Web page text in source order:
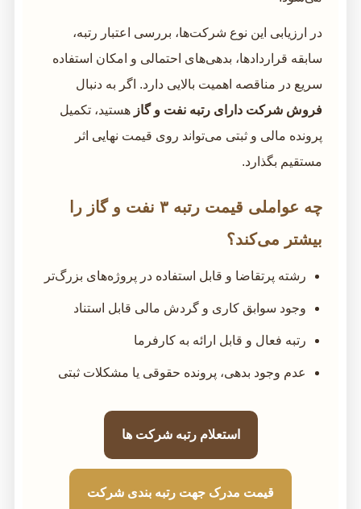
در ارزیابی این نوع شرکت‌ها، بررسی اعتبار رتبه،
سابقه قراردادها، بدهی‌های احتمالی و امکان استفاده
سریع در مناقصه اهمیت بالایی دارد. اگر به دنبال
فروش شرکت دارای رتبه نفت و گاز هستید، تکمیل
پرونده مالی و ثبتی می‌تواند روی قیمت نهایی اثر
مستقیم بگذارد.
چه عواملی قیمت رتبه ۳ نفت و گاز را
بیشتر می‌کند؟
رشته پرتقاضا و قابل استفاده در پروژه‌های بزرگ‌تر
وجود سوابق کاری و گردش مالی قابل استناد
رتبه فعال و قابل ارائه به کارفرما
عدم وجود بدهی، پرونده حقوقی یا مشکلات ثبتی
استعلام رتبه شرکت ها
قیمت مدرک جهت رتبه بندی شرکت